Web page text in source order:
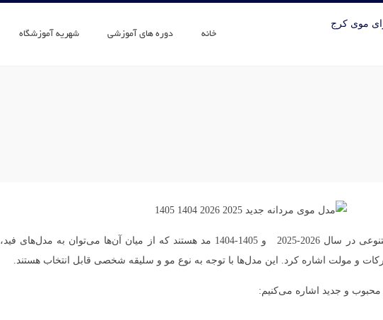
خانه دوره های آموزشی شهریه آموزشگاه
متنوعی در سال 2026-2025 و 1405-1404 مد هستند که از میان آن‌ها می‌توان به مدل‌های فید،
و مولت اشاره کرد. این مدل‌ها با توجه به نوع مو و سلیقه شخصی قابل انتخاب هستند.
و جدید اشاره می‌کنیم: